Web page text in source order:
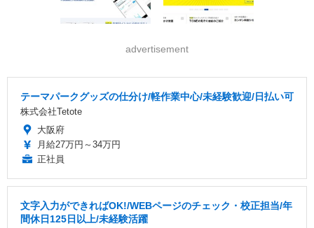
advertisement
テーマパークグッズの仕分け/軽作業中心/未経験歓迎/日払い可
株式会社Tetote
大阪府
月給27万円～34万円
正社員
文字入力ができればOK!/WEBページのチェック・校正担当/年
間休日125日以上/未経験活躍